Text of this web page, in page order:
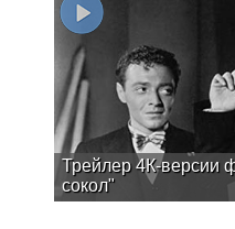
Трейлер 4К-версии
сокол"